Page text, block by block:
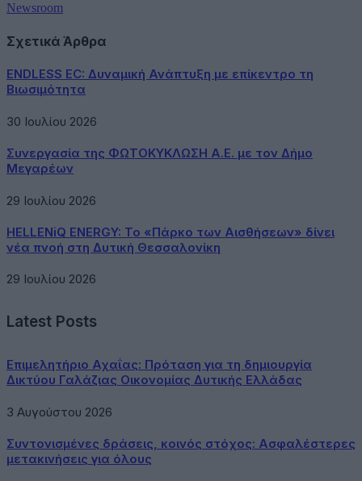
Newsroom
Σχετικά Άρθρα
ENDLESS EC: Δυναμική Ανάπτυξη με επίκεντρο τη
Βιωσιμότητα
30 Ιουλίου 2026
Συνεργασία της ΦΩΤΟΚΥΚΛΩΣΗ Α.Ε. με τον Δήμο
Μεγαρέων
29 Ιουλίου 2026
HELLENiQ ENERGY: Το «Πάρκο των Αισθήσεων» δίνει
νέα πνοή στη Δυτική Θεσσαλονίκη
29 Ιουλίου 2026
Latest Posts
Επιμελητήριο Αχαΐας: Πρόταση για τη δημιουργία
Δικτύου Γαλάζιας Οικονομίας Δυτικής Ελλάδας
3 Αυγούστου 2026
Συντονισμένες δράσεις, κοινός στόχος: Ασφαλέστερες
μετακινήσεις για όλους